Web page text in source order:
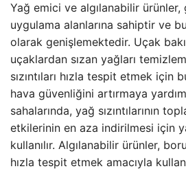
Yağ emici ve algılanabilir
uygulama alanlarına sahiptir ve
olarak genişlemektedir. Uçak
uçaklardan sızan yağları
sızıntıları hızla tespit etmek için
hava güvenliğini artırmaya
sahalarında, yağ sızıntılarının
etkilerinin en aza indirilmesi için
kullanılır. Algılanabilir ürünler, boru
hızla tespit etmek amacıyla